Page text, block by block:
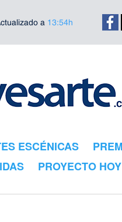
a 13:54h
ESCÉNICAS
PROYECTO HOY